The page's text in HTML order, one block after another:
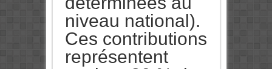
niveau national).
Ces contributions
représentent